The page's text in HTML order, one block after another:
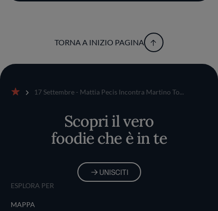
TORNA A INIZIO PAGINA
17 Settembre - Mattia Pecis Incontra Martino To...
Scopri il vero
foodie che è in te
UNISCITI
ESPLORA PER
MAPPA